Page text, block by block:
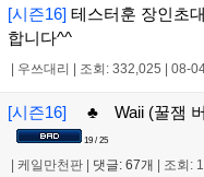
[시즌16] 테스터훈 장인초
합니다^^
우쓰대리 조회: 332,025 08-
[시즌16] ♣ Waii (꿀잼
19 / 25
| 케일만천판 | 댓글: 67개 | 조회: